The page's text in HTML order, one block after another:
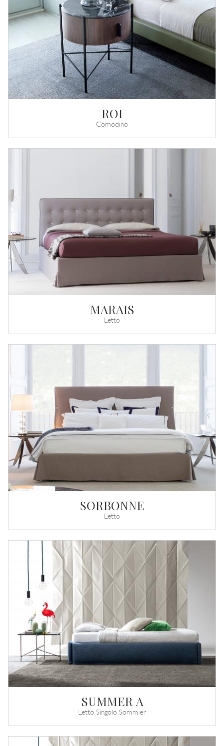
ROI
Comodino
MARAIS
Letto
SORBONNE
Letto
SUMMER A
Letto Singolo Sommier